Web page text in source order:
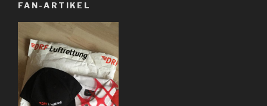
FAN-ARTIKEL